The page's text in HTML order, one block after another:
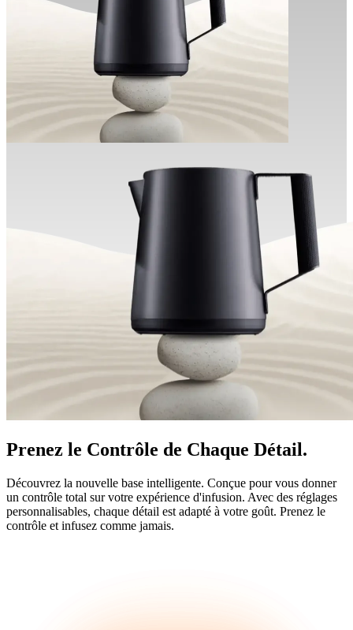
Prenez le Contrôle de Chaque Détail.
Découvrez la nouvelle base intelligente. Conçue pour vous donner
un contrôle total sur votre expérience d'infusion. Avec des réglages
personnalisables, chaque détail est adapté à votre goût. Prenez le
contrôle et infusez comme jamais.